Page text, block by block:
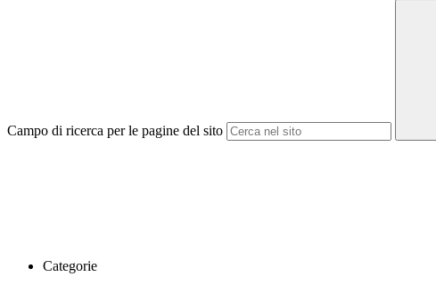
Campo di ricerca per le pagine del sito
Categorie